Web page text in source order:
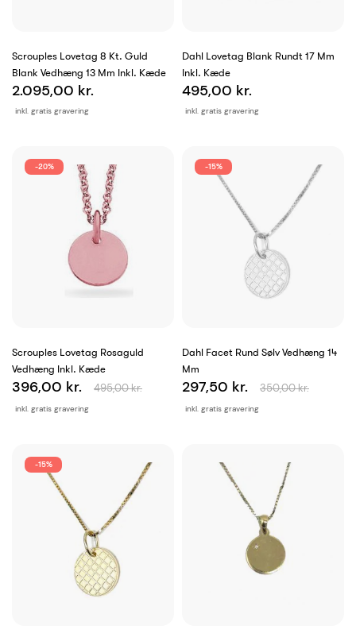
Scrouples Lovetag 8 Kt. Guld
Blank Vedhæng 13 Mm Inkl. Kæde
inkl. gratis gravering
2.095,00 kr.
Dahl Lovetag Blank Rundt 17 Mm
Inkl. Kæde
inkl. gratis gravering
495,00 kr.
Scrouples Lovetag Rosaguld
Vedhæng Inkl. Kæde
inkl. gratis gravering
396,00 kr. 495,00 kr.
-20%
Dahl Facet Rund Sølv Vedhæng 14
Mm
inkl. gratis gravering
297,50 kr. 350,00 kr.
-15%
-15%